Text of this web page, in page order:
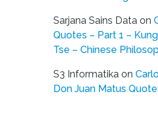
Sarjana Sains Data on
Quotes – Part 1 –
Tse – Chinese
S3 Informatika on
Don Juan Matus